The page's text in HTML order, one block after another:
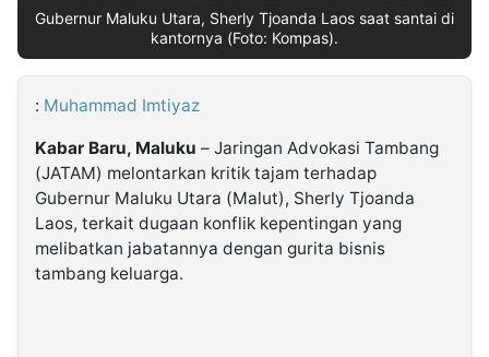
Kabarbaru.co
2026
Gubernur Maluku Utara, Sherly Tjoanda Laos saat santai di
kantornya (Foto: Kompas).
: Muhammad Imtiyaz
Kabar Baru, Maluku – Jaringan Advokasi Tambang
(JATAM) melontarkan kritik tajam terhadap
Gubernur Maluku Utara (Malut), Sherly Tjoanda
Laos, terkait dugaan konflik kepentingan yang
melibatkan jabatannya dengan gurita bisnis
tambang keluarga.